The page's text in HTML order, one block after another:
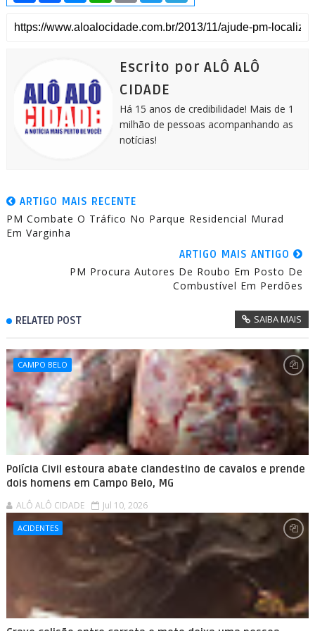
a
e
c
b
s
e
a
t
s
a
l
i
t
t
l
e
g
m
Escrito por ALÔ ALÔ
CIDADE
Há 15 anos de credibilidade! Mais de 1
milhão de pessoas acompanhando as
notícias!
ARTIGO MAIS RECENTE
PM Combate O Tráfico No Parque Residencial Murad
Em Varginha
ARTIGO MAIS ANTIGO
PM Procura Autores De Roubo Em Posto De
Combustível Em Perdões
RELATED POST SAIBA MAIS
CAMPO BELO
Polícia Civil estoura abate clandestino de cavalos e prende
dois homens em Campo Belo, MG
ALÔ ALÔ CIDADE Jul 10, 2026
ACIDENTES